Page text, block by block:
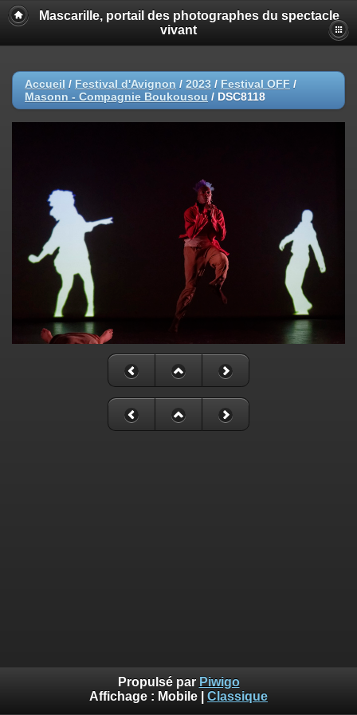
Mascarille, portail des photographes du spectacle
vivant
Accueil / Festival d'Avignon / 2023 / Festival OFF /
Masonn - Compagnie Boukousou / DSC8118
Propulsé par Piwigo
Affichage : Mobile Classique